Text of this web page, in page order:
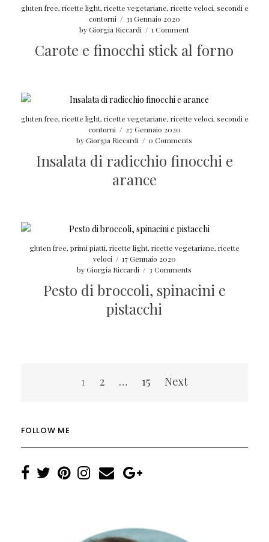
gluten free, ricette light, ricette vegetariane, ricette veloci, secondi e
contorni / 31 Gennaio 2020
byGiorgia Riccardi / 1 Comment
Carote e finocchi stick al forno
gluten free, ricette light, ricette vegetariane, ricette veloci, secondi e
contorni / 27 Gennaio 2020
byGiorgia Riccardi / 0 Comments
Insalata di radicchio finocchi e
arance
gluten free, primi piatti, ricette light, ricette vegetariane, ricette
veloci / 17 Gennaio 2020
byGiorgia Riccardi / 3 Comments
Pesto di broccoli, spinacini e
pistacchi
Navigazione
1 2 … 15 Next
FOLLOW ME